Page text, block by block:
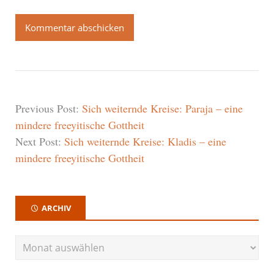
Previous Post: Sich weiternde Kreise: Paraja – eine
mindere freeyitische Gottheit
Next Post: Sich weiternde Kreise: Kladis – eine
mindere freeyitische Gottheit
ARCHIV